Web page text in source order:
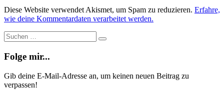
Diese Website verwendet Akismet, um Spam zu reduzieren. Erfahre,
wie deine Kommentardaten verarbeitet werden.
Suche
Suchen
Folge mir...
Gib deine E-Mail-Adresse an, um keinen neuen Beitrag zu
verpassen!